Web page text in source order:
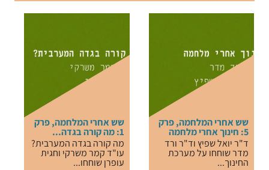
שש אחרי המלחמה, פרק
5: חינוך אחרי מלחמה
ד"ר יואל שפיץ וד"ר ורד
מדר שוחחו על מערכת
החינוך...
שש אחרי המלחמה, פרק
1: מה קורה בגדה...
מה קורה בגדה המערבית?
עו"ד קמר משרקי וחגית
עופרן שוחחו...